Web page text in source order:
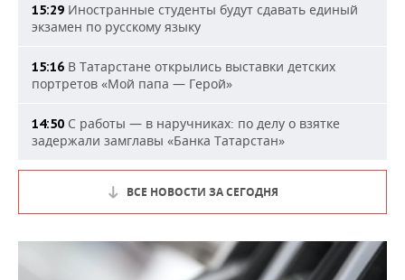
15:29 Иностранные студенты будут сдавать единый
экзамен по русскому языку
15:16 В Татарстане открылись выставки детских
портретов «Мой папа — Герой»
14:50 С работы — в наручниках: по делу о взятке
задержали замглавы «Банка Татарстан»
ВСЕ НОВОСТИ ЗА СЕГОДНЯ